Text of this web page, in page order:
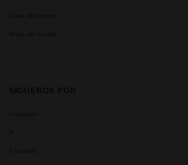
Linea del tiempo
Mapa del mundo
Instagram
X
Facebook